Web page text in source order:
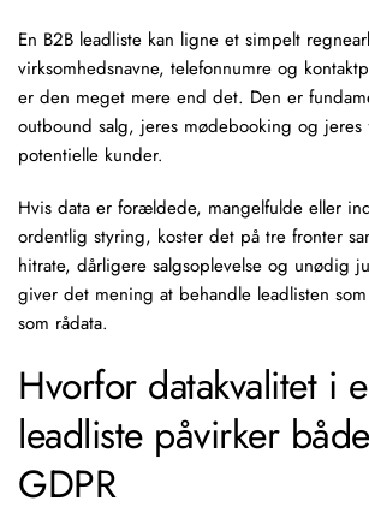
En B2B leadliste kan ligne et simpelt
virksomhedsnavne, telefonnumre og
er den meget mere end det. Den er
outbound salg, jeres mødebooking og jeres
potentielle kunder.
Hvis data er forældede, mangelfulde eller
ordentlig styring, koster det på tre fronter
hitrate, dårligere salgsoplevelse og unødig
giver det mening at behandle leadlisten
som rådata.
Hvorfor datakvalitet i
leadliste påvirker
GDPR